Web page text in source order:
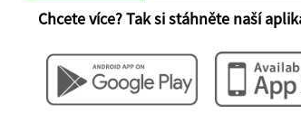
Chcete více? Tak si stáhněte naší